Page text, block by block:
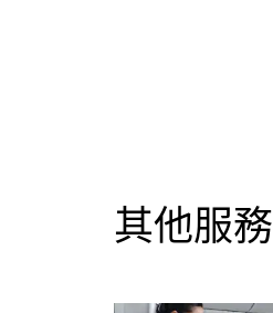
其他服務